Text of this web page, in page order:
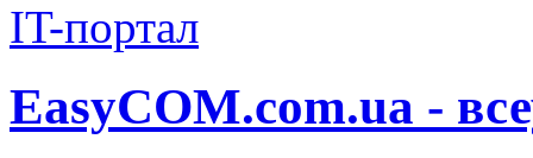
EasyCOM.com.ua -